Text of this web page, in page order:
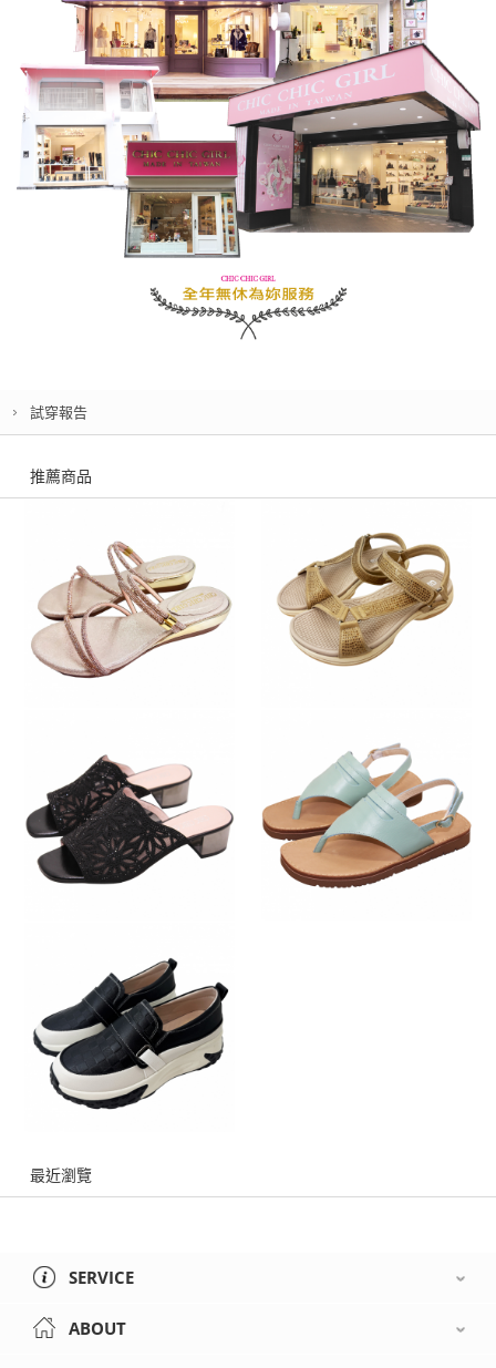
試穿報告
推薦商品
最近瀏覽
SERVICE
ABOUT